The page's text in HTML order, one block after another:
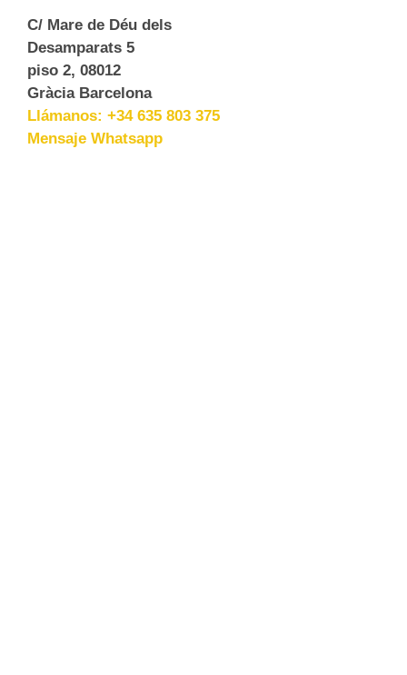
C/ Mare de Déu dels
Desamparats 5
piso 2, 08012
Gràcia Barcelona
Llámanos: +34 635 803 375
Mensaje Whatsapp